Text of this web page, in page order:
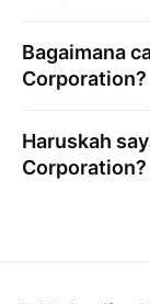
Bagaimana
Corporation?
Haruskah
Corporation?